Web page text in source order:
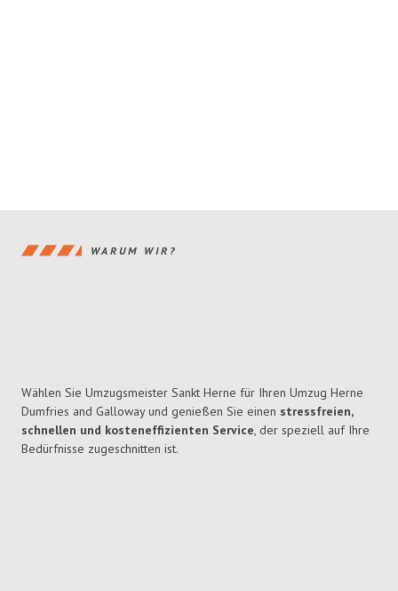
WARUM WIR?
Wählen Sie Umzugsmeister Sankt Herne für Ihren Umzug Herne
Dumfries and Galloway und genießen Sie einen stressfreien,
schnellen und kosteneffizienten Service, der speziell auf Ihre
Bedürfnisse zugeschnitten ist.